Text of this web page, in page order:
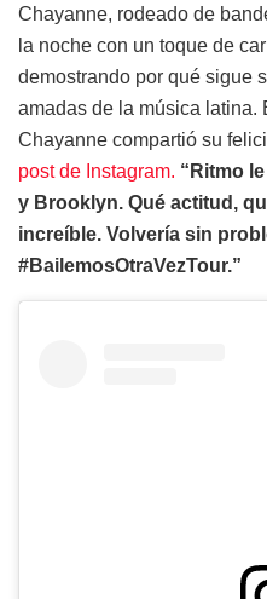
Chayanne, rodeado de
la noche con un toque de
demostrando por qué sigue
amadas de la música latina.
Chayanne compartió su
post de Instagram. “Ritmo
y Brooklyn. Qué actitud,
increíble. Volvería sin
#BailemosOtraVezTour.”